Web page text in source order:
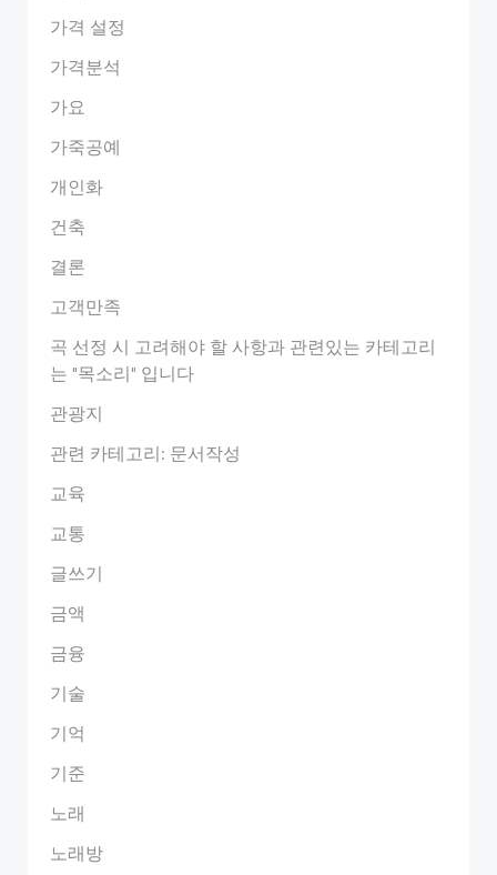
가격 설정
가격분석
가요
가죽공예
개인화
건축
결론
고객만족
곡 선정 시 고려해야 할 사항과 관련있는 카테고리
는 "목소리" 입니다
관광지
관련 카테고리: 문서작성
교육
교통
글쓰기
금액
금융
기술
기억
기준
노래
노래방